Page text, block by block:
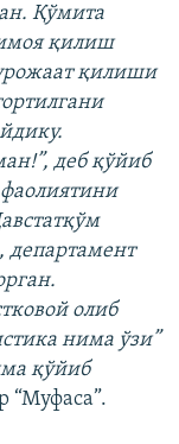
Қўмита
қилиш
қилиши
деб қўйиб
департамент
олиб
нима ўзи”
қўйиб
“Муфаса”.